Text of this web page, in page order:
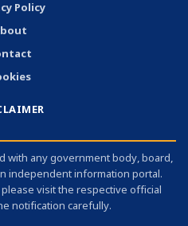
Policy
with any government body, board,
independent information portal.
visit the respective official
notification carefully.